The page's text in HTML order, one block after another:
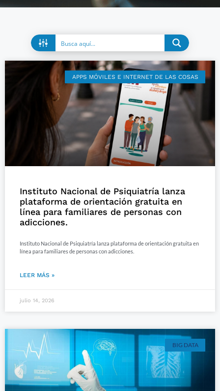
APPS MÓVILES E INTERNET DE LAS COSAS
Instituto Nacional de Psiquiatría lanza
plataforma de orientación gratuita en
línea para familiares de personas con
adicciones.
Instituto Nacional de Psiquiatría lanza plataforma de orientación gratuita en
línea para familiares de personas con adicciones.
LEER MÁS »
julio 14, 2026
BIG DATA